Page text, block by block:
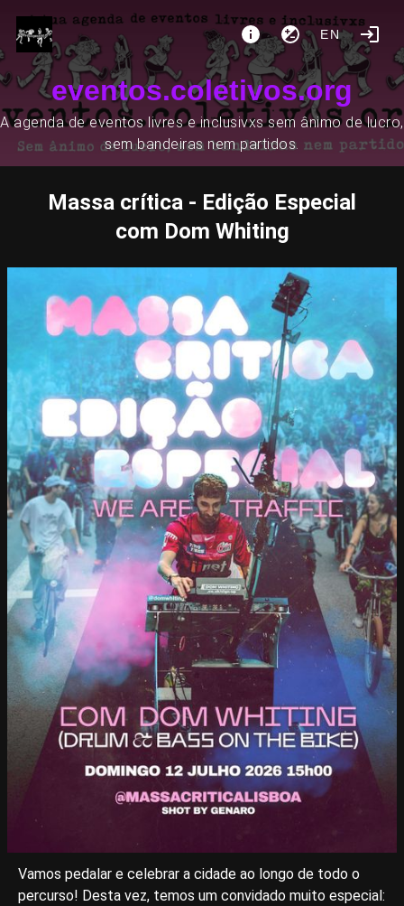
EN
eventos.coletivos.org
A agenda de eventos livres e inclusivxs sem ânimo de lucro,
sem bandeiras nem partidos.
Massa crítica - Edição Especial
com Dom Whiting
Vamos pedalar e celebrar a cidade ao longo de todo o
percurso! Desta vez, temos um convidado muito especial: